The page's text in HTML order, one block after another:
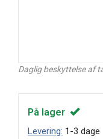
Daglig beskyttelse af
På lager
Levering: 1-3 dage